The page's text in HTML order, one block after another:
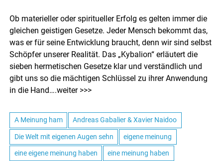
Ob materieller oder spiritueller Erfolg es gelten immer die
gleichen geistigen Gesetze. Jeder Mensch bekommt das,
was er für seine Entwicklung braucht, denn wir sind selbst
Schöpfer unserer Realität. Das „Kybalion“ erläutert die
sieben hermetischen Gesetze klar und verständlich und
gibt uns so die mächtigen Schlüssel zu ihrer Anwendung
in die Hand….weiter >>>
A Meinung ham Andreas Gabalier & Xavier Naidoo
Die Welt mit eigenen Augen sehn eigene meinung
eine eigene meinung haben eine meinung haben